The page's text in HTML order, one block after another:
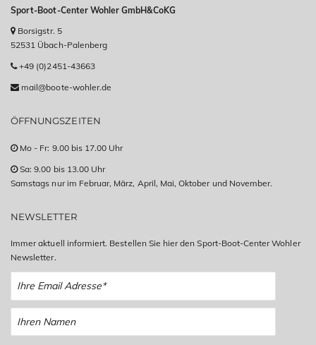
Sport-Boot-Center Wohler GmbH&CoKG
Borsigstr. 5
52531 Übach-Palenberg
+49 (0)2451-43663
mail@boote-wohler.de
ÖFFNUNGSZEITEN
Mo - Fr: 9.00 bis 17.00 Uhr
Sa: 9.00 bis 13.00 Uhr
Samstags nur im Februar, März, April, Mai, Oktober und November.
NEWSLETTER
Immer aktuell informiert. Bestellen Sie hier den Sport-Boot-Center Wohler
Newsletter.